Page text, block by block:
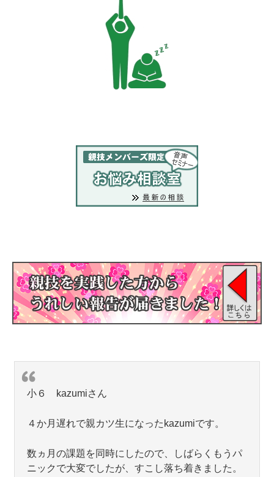
小６ kazumiさん
４か月遅れで親カツ生になったkazumiです。
数ヵ月の課題を同時にしたので、しばらくもうパ
ニックで大変でしたが、すこし落ち着きました。